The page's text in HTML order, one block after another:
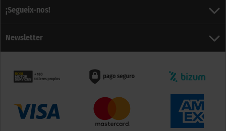
¡Segueix-nos!
Newsletter